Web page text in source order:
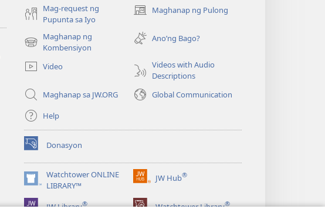
Mag-request ng
Pupunta sa Iyo
Maghanap ng Pulong
(may
na
window)
Maghanap ng
Kombensiyon
(may
na
window)
Ano’ng Bago?
Video
Videos with Audio
Descriptions
Maghanap sa JW.ORG
Global Communication
Help
Donasyon
(may
bubukas
na
bagong
Watchtower ONLINE
LIBRARY™
(may
bubukas
JW Hub®
(may
na
JW Library® Watchtower Library®